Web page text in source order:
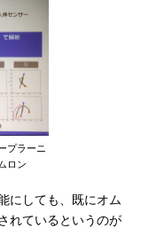
プラーニ
ロン
にしても、既にオム
れているというのが